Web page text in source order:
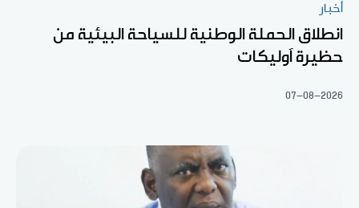
أخبار
انطلاق الحملة الوطنية للسياحة البيئية من
حظيرة آوليكات
07-08-2026